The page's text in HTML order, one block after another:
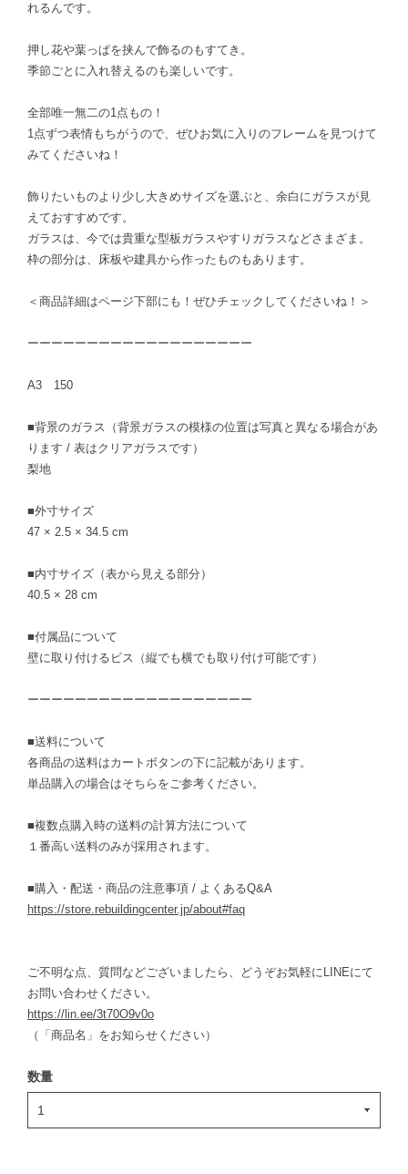
れるんです。
押し花や葉っぱを挟んで飾るのもすてき。
季節ごとに入れ替えるのも楽しいです。
全部唯一無二の1点もの！
1点ずつ表情もちがうので、ぜひお気に入りのフレームを見つけて
みてくださいね！
飾りたいものより少し大きめサイズを選ぶと、余白にガラスが見
えておすすめです。
ガラスは、今では貴重な型板ガラスやすりガラスなどさまざま。
枠の部分は、床板や建具から作ったものもあります。
＜商品詳細はページ下部にも！ぜひチェックしてくださいね！＞
ーーーーーーーーーーーーーーーーーーー
A3 150
■背景のガラス（背景ガラスの模様の位置は写真と異なる場合があ
ります / 表はクリアガラスです）
梨地
■外寸サイズ
47 × 2.5 × 34.5 cm
■内寸サイズ（表から見える部分）
40.5 × 28 cm
■付属品について
壁に取り付けるビス（縦でも横でも取り付け可能です）
ーーーーーーーーーーーーーーーーーーー
■送料について
各商品の送料はカートボタンの下に記載があります。
単品購入の場合はそちらをご参考ください。
■複数点購入時の送料の計算方法について
１番高い送料のみが採用されます。
■購入・配送・商品の注意事項 / よくあるQ&A
https://store.rebuildingcenter.jp/about#faq
ご不明な点、質問などございましたら、どうぞお気軽にLINEにて
お問い合わせください。
https://lin.ee/3t70O9v0o
（「商品名」をお知らせください）
数量